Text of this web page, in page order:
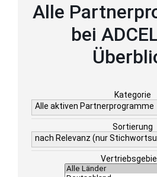
Alle
bei
Kategorie
Alle aktiven Partnerprogramme
Sortierung
nach Relevanz (nur